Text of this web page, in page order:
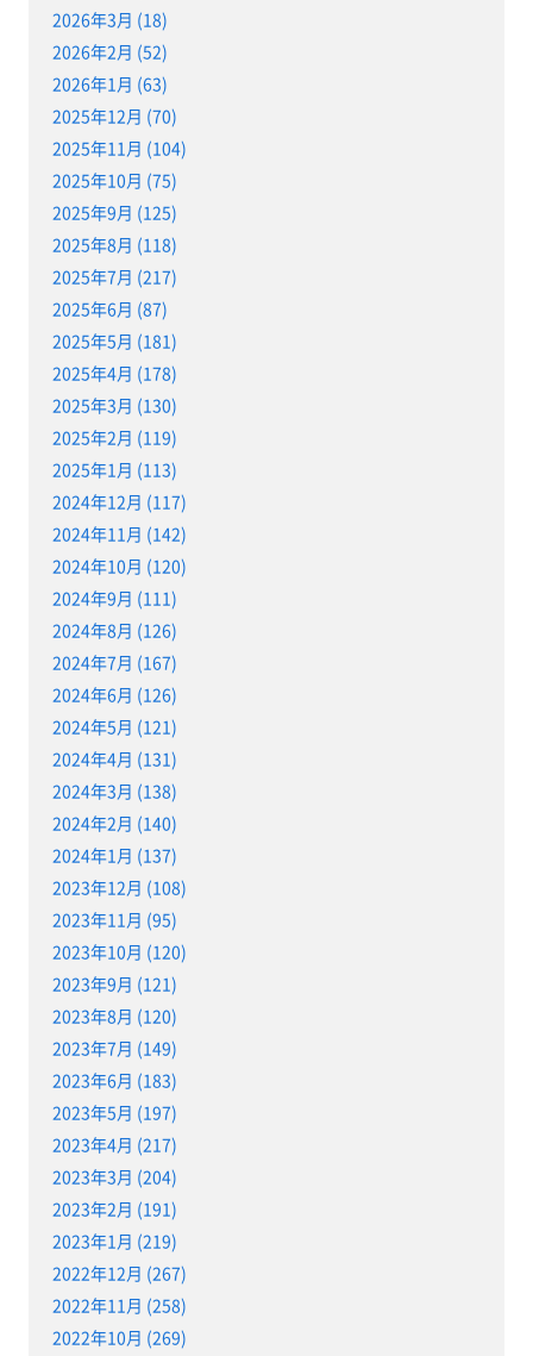
2026年3月 (18)
2026年2月 (52)
2026年1月 (63)
2025年12月 (70)
2025年11月 (104)
2025年10月 (75)
2025年9月 (125)
2025年8月 (118)
2025年7月 (217)
2025年6月 (87)
2025年5月 (181)
2025年4月 (178)
2025年3月 (130)
2025年2月 (119)
2025年1月 (113)
2024年12月 (117)
2024年11月 (142)
2024年10月 (120)
2024年9月 (111)
2024年8月 (126)
2024年7月 (167)
2024年6月 (126)
2024年5月 (121)
2024年4月 (131)
2024年3月 (138)
2024年2月 (140)
2024年1月 (137)
2023年12月 (108)
2023年11月 (95)
2023年10月 (120)
2023年9月 (121)
2023年8月 (120)
2023年7月 (149)
2023年6月 (183)
2023年5月 (197)
2023年4月 (217)
2023年3月 (204)
2023年2月 (191)
2023年1月 (219)
2022年12月 (267)
2022年11月 (258)
2022年10月 (269)